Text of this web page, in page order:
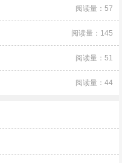
阅读量：57
阅读量：145
阅读量：51
阅读量：44